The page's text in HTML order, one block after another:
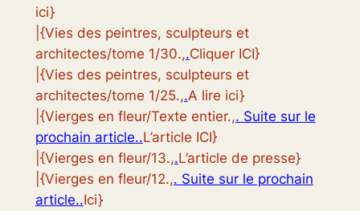
ici}
|{Vies des peintres, sculpteurs et
architectes/tome 1/30.,.Cliquer ICI}
|{Vies des peintres, sculpteurs et
architectes/tome 1/25.,.A lire ici}
|{Vierges en fleur/Texte entier.,. Suite sur le
prochain article..L’article ICI}
|{Vierges en fleur/13.,.L’article de presse}
|{Vierges en fleur/12.,. Suite sur le prochain
article..Ici}